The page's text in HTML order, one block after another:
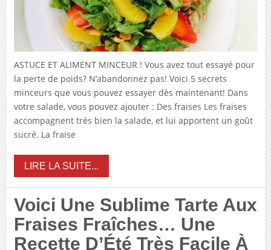
ASTUCE ET ALIMENT MINCEUR ! Vous avez tout essayé pour
la perte de poids? N’abandonnez pas! Voici 5 secrets
minceurs que vous pouvez essayer dès maintenant! Dans
votre salade, vous pouvez ajouter : Des fraises Les fraises
accompagnent très bien la salade, et lui apportent un goût
sucré. La fraise
LIRE LA SUITE...
Voici Une Sublime Tarte Aux
Fraises Fraîches… Une
Recette D’Été Très Facile À